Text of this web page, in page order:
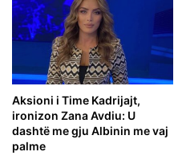
Aksioni i Time Kadrijajt,
ironizon Zana Avdiu: U
dashtë me gju Albinin me vaj
palme